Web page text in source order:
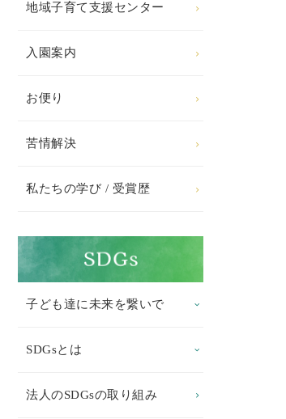
地域子育て支援センター
入園案内
お便り
苦情解決
私たちの学び / 受賞歴
子ども達に未来を繋いで
SDGsとは
法人のSDGsの取り組み